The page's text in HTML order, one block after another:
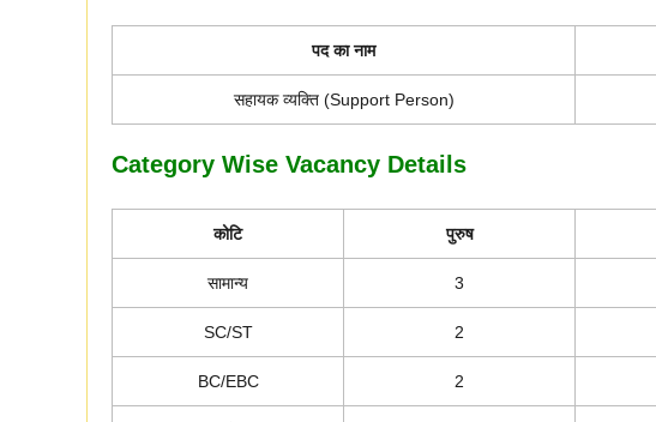
पद का नाम
सहायक व्यक्ति (Support Person)
Category Wise Vacancy Details
कोटि पुरुष
सामान्य 3
SC/ST 2
BC/EBC 2